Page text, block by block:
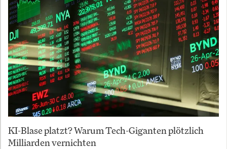
KI-Blase platzt? Warum Tech-Giganten plötzlich
Milliarden vernichten